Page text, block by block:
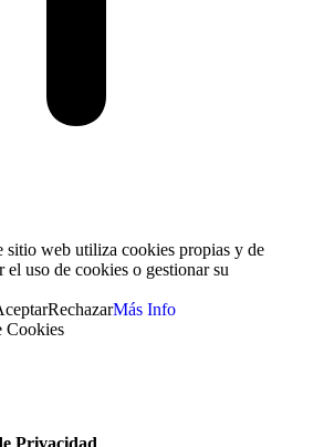
sitio web utiliza cookies propias y de
el uso de cookies o gestionar su
RechazarMás Info
Cookies
Privacidad